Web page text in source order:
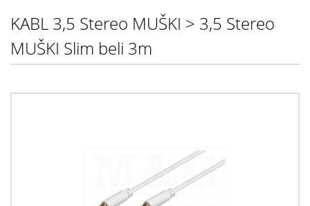
KABL 3,5 Stereo MUŠKI > 3,5 Stereo
MUŠKI Slim beli 3m